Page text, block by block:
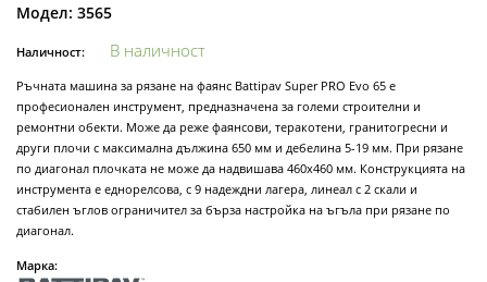
Модел: 3565
Наличност: В наличност
Ръчната машина за рязане на фаянс Battipav Super PRO Evo 65 e
професионален инструмент, предназначена за големи строителни и
ремонтни обекти. Може да реже фаянсови, теракотени, гранитогресни и
други плочи с максимална дължина 650 мм и дебелина 5-19 мм. При рязане
по диагонал плочката не може да надвишава 460х460 мм. Конструкцията на
инструмента е еднорелсова, с 9 надеждни лагера, линеал с 2 скали и
стабилен ъглов ограничител за бърза настройка на ъгъла при рязане по
диагонал.
Марка: